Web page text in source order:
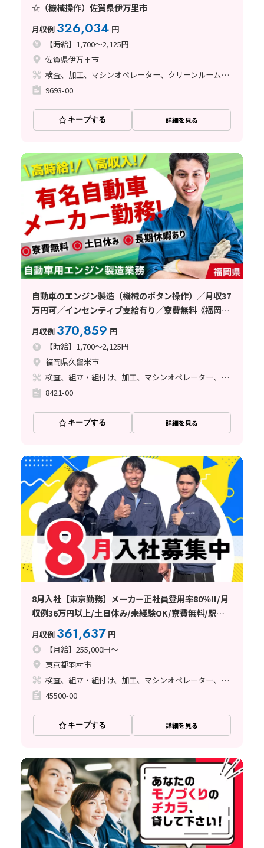
☆（機械操作）佐賀県伊万里市
月収例 326,034 円
【時給】1,700～2,125円
佐賀県伊万里市
検査、加工、マシンオペレーター、クリーンルーム、立ち作業
9693-00
キープする 詳細を見る
自動車のエンジン製造（機械のボタン操作）／月収37
万円可／インセンティブ支給有り／寮費無料《福岡
月収例 370,859 円
【時給】1,700～2,125円
福岡県久留米市
検査、組立・組付け、加工、マシンオペレーター、ライン作業、鋳造・鍛造
8421-00
キープする 詳細を見る
8月入社【東京勤務】メーカー正社員登用率80％!!/月
収例36万円以上/土日休み/未経験OK/寮費無料/駅チ
月収例 361,637 円
【月給】255,000円～
東京都羽村市
検査、組立・組付け、加工、マシンオペレーター、ライン作業、塗装
45500-00
キープする 詳細を見る